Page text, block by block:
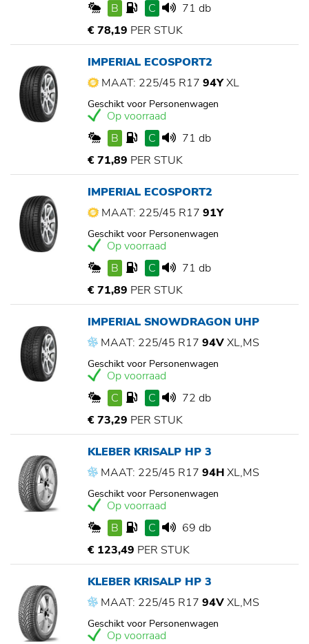
B
C
71 db
€ 78,19 PER STUK
IMPERIAL ECOSPORT2
MAAT: 225/45 R17 94YXL
Geschikt voor Personenwagen
Op voorraad
B
C
71 db
€ 71,89 PER STUK
IMPERIAL ECOSPORT2
MAAT: 225/45 R17 91Y
Geschikt voor Personenwagen
Op voorraad
B
C
71 db
€ 71,89 PER STUK
IMPERIAL SNOWDRAGON UHP
MAAT: 225/45 R17 94VXL,MS
Geschikt voor Personenwagen
Op voorraad
C
C
72 db
€ 73,29 PER STUK
KLEBER KRISALP HP 3
MAAT: 225/45 R17 94HXL,MS
Geschikt voor Personenwagen
Op voorraad
B
C
69 db
€ 123,49 PER STUK
KLEBER KRISALP HP 3
MAAT: 225/45 R17 94VXL,MS
Geschikt voor Personenwagen
Op voorraad